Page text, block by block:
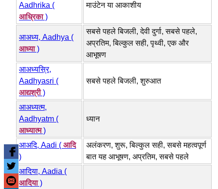
Aadhrika (
आध्रिका)
माउंटेन या आकाशीय
आअध्य, Aadhya (
आध्या)
सबसे पहले बिजली, देवी दुर्गा, सबसे पहले,
अप्रतिम, बिल्कुल सही, पृथ्वी, एक और
आभूषण
आअध्यस्रि,
Aadhyasri (
आद्यश्री)
सबसे पहले बिजली, शुरुआत
आअध्यत्म,
Aadhyatm (
आध्यात्म)
ध्यान
आअदि, Aadi ( आदि
)
अलंकरण, शुरू, बिल्कुल सही, सबसे महत्वपूर्ण
बात यह आभूषण, अप्रतिम, सबसे पहले
आदिया, Aadia (
आदिया)